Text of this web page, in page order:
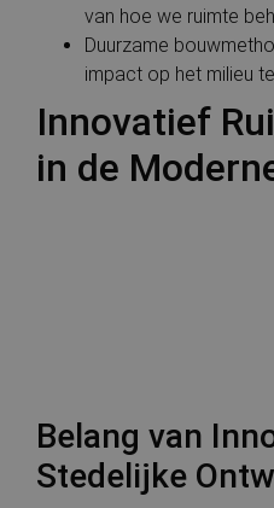
van hoe we ruimte
Duurzame
impact op het milieu
Innovatief
in de
Belang van
Stedelijke